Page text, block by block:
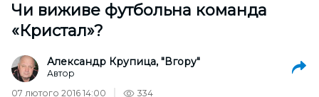
Чи виживе футбольна команда
«Кристал»?
Александр Крупица, "Вгору"
Автор
07 лютого 2016 14:00
334